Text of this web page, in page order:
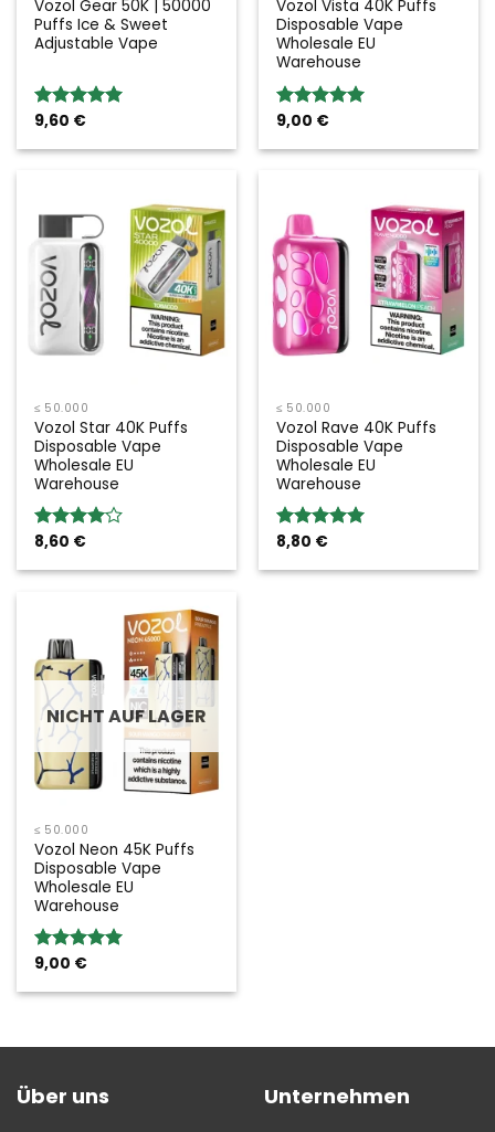
Vozol Gear 50K | 50000
Puffs Ice & Sweet
Adjustable Vape
Bewertung:
9,60 €
Vozol Vista 40K Puffs
Disposable Vape
Wholesale EU
Warehouse
Bewertung:
9,00 €
≤ 50.000
Vozol Star 40K Puffs
Disposable Vape
Wholesale EU
Warehouse
Bewertung:
5
8,60 €
≤ 50.000
Vozol Rave 40K Puffs
Disposable Vape
Wholesale EU
Warehouse
Bewertung:
8,80 €
NICHT AUF LAGER
≤ 50.000
Vozol Neon 45K Puffs
Disposable Vape
Wholesale EU
Warehouse
Bewertung:
9,00 €
Über uns Unternehmen